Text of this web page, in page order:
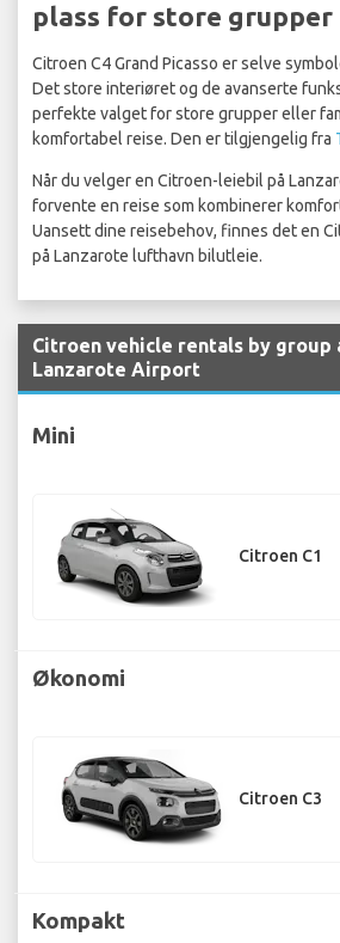
plass for store grupper
Citroen C4 Grand Picasso er selve
Det store interiøret og de avanserte
perfekte valget for store grupper eller
komfortabel reise. Den er tilgjengelig fra
Når du velger en Citroen-leiebil på
forvente en reise som kombinerer
Uansett dine reisebehov, finnes det en
på Lanzarote lufthavn bilutleie.
Citroen vehicle rentals by group
Lanzarote Airport
Mini
Citroen C1
Økonomi
Citroen C3
Kompakt